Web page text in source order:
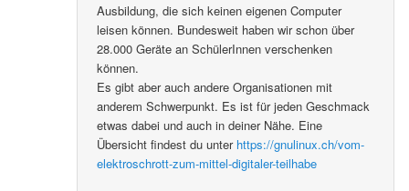
Ausbildung, die sich keinen eigenen Computer
leisen können. Bundesweit haben wir schon über
28.000 Geräte an SchülerInnen verschenken
können.
Es gibt aber auch andere Organisationen mit
anderem Schwerpunkt. Es ist für jeden Geschmack
etwas dabei und auch in deiner Nähe. Eine
Übersicht findest du unter https://gnulinux.ch/vom-
elektroschrott-zum-mittel-digitaler-teilhabe